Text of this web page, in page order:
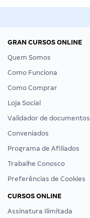
GRAN CURSOS ONLINE
Quem Somos
Como Funciona
Como Comprar
Loja Social
Validador de documentos
Conveniados
Programa de Afiliados
Trabalhe Conosco
Preferências de Cookies
CURSOS ONLINE
Assinatura Ilimitada